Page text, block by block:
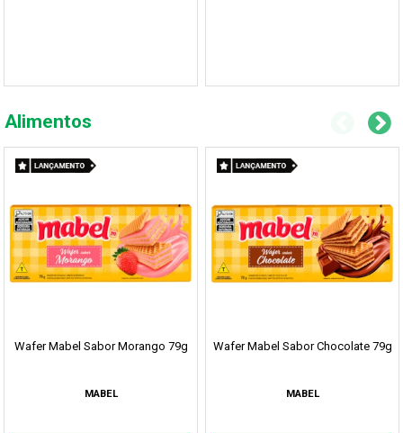
Alimentos
Wafer Mabel Sabor Morango 79g
MABEL
Wafer Mabel Sabor Chocolate 79g
MABEL